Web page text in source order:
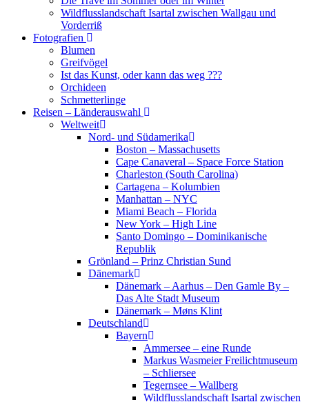
Wildflusslandschaft Isartal zwischen Wallgau und
Vorderriß
Fotografien
Blumen
Greifvögel
Ist das Kunst, oder kann das weg ???
Orchideen
Schmetterlinge
Reisen – Länderauswahl
Weltweit
Nord- und Südamerika
Boston – Massachusetts
Cape Canaveral – Space Force Station
Charleston (South Carolina)
Cartagena – Kolumbien
Manhattan – NYC
Miami Beach – Florida
New York – High Line
Santo Domingo – Dominikanische
Republik
Grönland – Prinz Christian Sund
Dänemark
Dänemark – Aarhus – Den Gamle By –
Das Alte Stadt Museum
Dänemark – Møns Klint
Deutschland
Bayern
Ammersee – eine Runde
Markus Wasmeier Freilichtmuseum
– Schliersee
Tegernsee – Wallberg
Wildflusslandschaft Isartal zwischen